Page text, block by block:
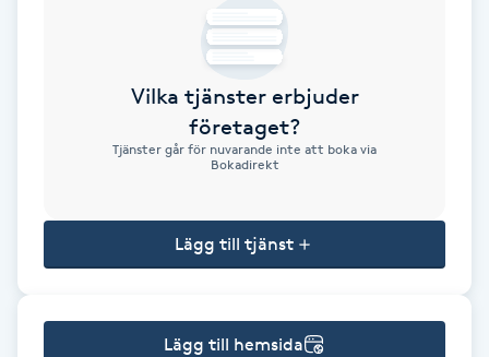
Brynplockning
Bröllopsuppsättning
Vilka tjänster erbjuder
företaget?
Tjänster går för nuvarande inte att boka via
Bokadirekt
Lägg till tjänst
Lägg till hemsida